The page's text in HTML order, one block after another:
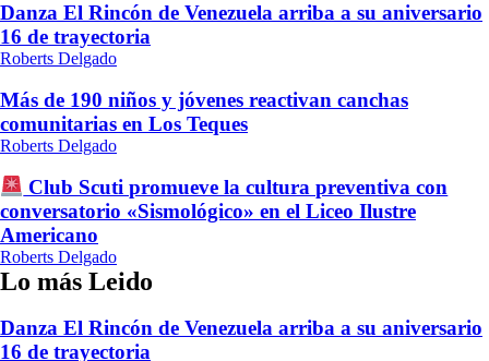
Danza El Rincón de Venezuela arriba a su aniversario
16 de trayectoria
Roberts Delgado
Más de 190 niños y jóvenes reactivan canchas
comunitarias en Los Teques
Roberts Delgado
Club Scuti promueve la cultura preventiva con
conversatorio «Sismológico» en el Liceo Ilustre
Americano
Roberts Delgado
Lo más Leido
Danza El Rincón de Venezuela arriba a su aniversario
16 de trayectoria